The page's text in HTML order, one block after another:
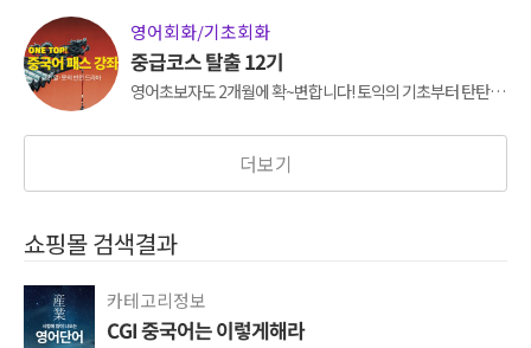
영어회화/기초회화
중급코스 탈출 12기
영어초보자도 2개월에 확~변합니다! 토익의 기초부터 탄탄하
려드리는 강의
더보기
쇼핑몰 검색결과
카테고리정보
CGI 중국어는 이렇게해라